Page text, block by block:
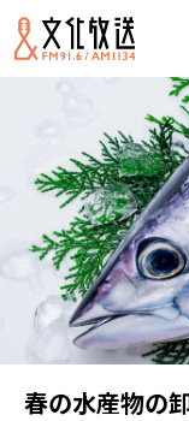
春の水産物の